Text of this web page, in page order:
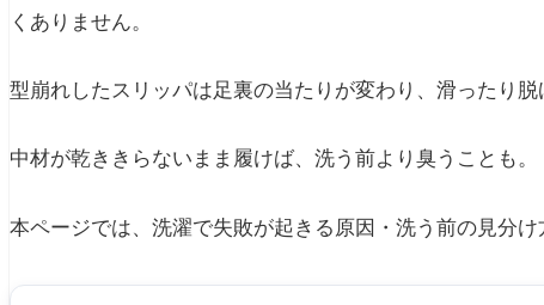
くありません。
型崩れしたスリッパは足裏の当たりが変わり、滑ったり脱
中材が乾ききらないまま履けば、洗う前より臭うことも。
本ページでは、洗濯で失敗が起きる原因・洗う前の見分